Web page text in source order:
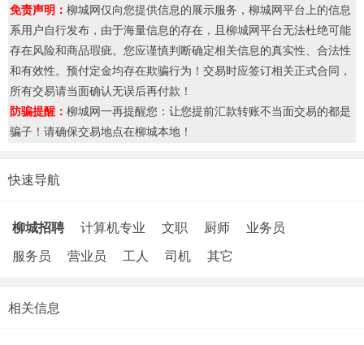
免责声明： 柳城网仅向您提供信息的展示服务，柳城网平台上的信息
系用户自行发布，由于海量信息的存在，且柳城网平台无法杜绝可能
存在风险和商品瑕疵。您应谨慎判断确定相关信息的真实性、合法性
和有效性。预付定金均存在欺骗行为！交易时应签订相关正式合同，
所有交易请当面确认无误后再付款！
防骗提醒： 柳城网一再提醒您：让您提前汇款转账不当面交易的都是
骗子！请确保交易地点在柳城本地！
快速导航
柳城招聘 计算机专业 文职 厨师
业务员
服务员
营业员 工人 司机 其它
相关信息